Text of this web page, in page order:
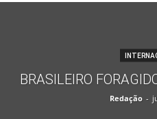
BRASILEIRO
Redação -